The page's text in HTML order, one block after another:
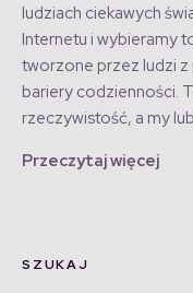
ludziach ciekawych
Internetu i wybieramy
tworzone przez ludzi z
bariery codzienności.
rzeczywistość, a my
Przeczytaj więcej
SZUKAJ